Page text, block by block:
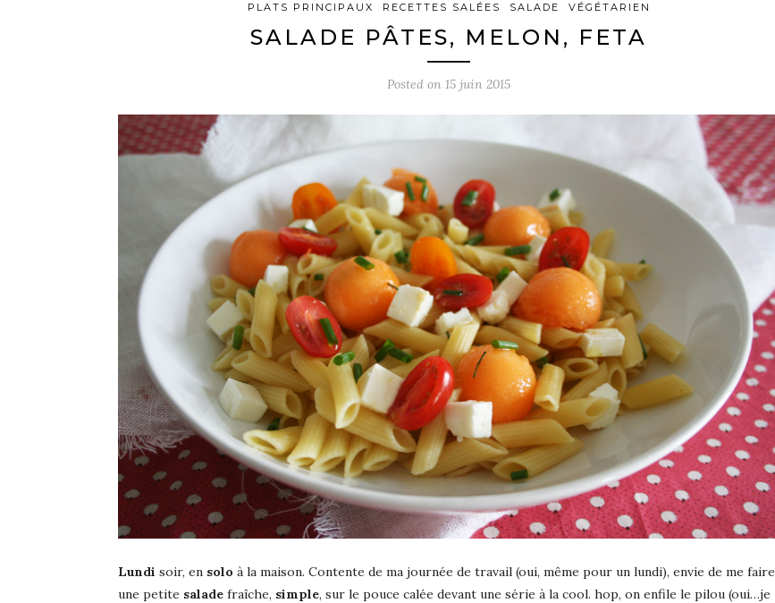
PLATS PRINCIPAUX RECETTES SALÉES SALADE VÉGÉTARIEN
SALADE PÂTES, MELON, FETA
Posted on 15 juin 2015
Lundi soir, en solo à la maison. Contente de ma journée de travail (oui, même pour un lundi), envie de me faire
une petite salade fraîche, simple, sur le pouce calée devant une série à la cool. hop, on enfile le pilou (oui…je